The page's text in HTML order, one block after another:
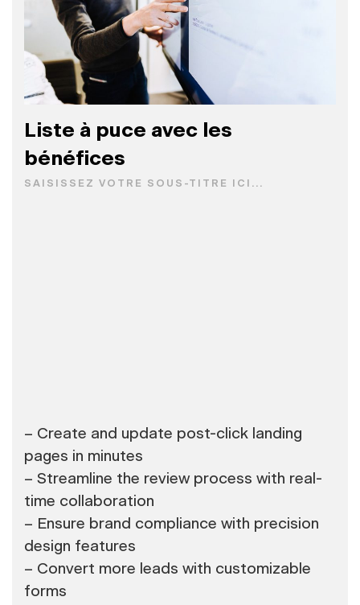
Liste à puce avec les
bénéfices
SAISISSEZ VOTRE SOUS-TITRE ICI...
– Create and update post-click landing
pages in minutes
– Streamline the review process with real-
time collaboration
– Ensure brand compliance with precision
design features
– Convert more leads with customizable
forms